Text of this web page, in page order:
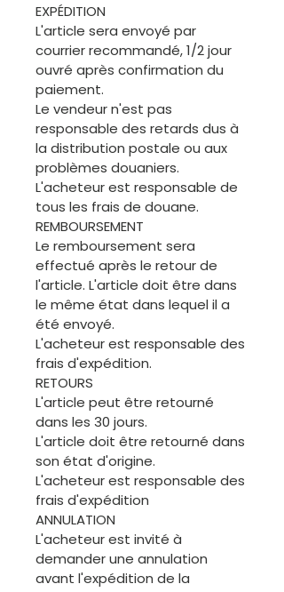
EXPÉDITION
L'article sera envoyé par
courrier recommandé, 1/2 jour
ouvré après confirmation du
paiement.
Le vendeur n'est pas
responsable des retards dus à
la distribution postale ou aux
problèmes douaniers.
L'acheteur est responsable de
tous les frais de douane.
REMBOURSEMENT
Le remboursement sera
effectué après le retour de
l'article. L'article doit être dans
le même état dans lequel il a
été envoyé.
L'acheteur est responsable des
frais d'expédition.
RETOURS
L'article peut être retourné
dans les 30 jours.
L'article doit être retourné dans
son état d'origine.
L'acheteur est responsable des
frais d'expédition
ANNULATION
L'acheteur est invité à
demander une annulation
avant l'expédition de la